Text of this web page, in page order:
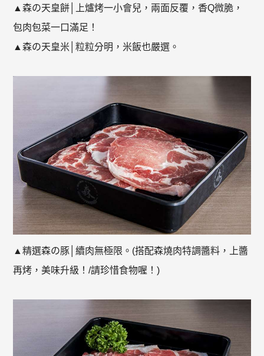
▲森の天皇餅│上爐烤一小會兒，兩面反覆，香Q微脆，
包肉包菜一口滿足！
▲森の天皇米│粒粒分明，米飯也嚴選。
▲精選森の豚│續肉無極限。(搭配森燒肉特調醬料，上醬
再烤，美味升級！/請珍惜食物喔！)